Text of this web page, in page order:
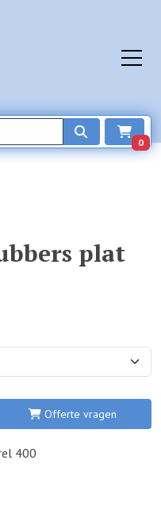
0
plat
Offerte vragen
400